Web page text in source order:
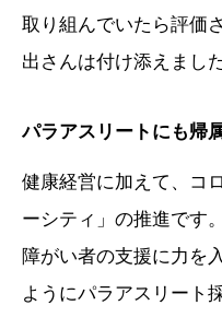
取り組んでいたら評価
出さんは付け添えました
パラアスリートにも帰
健康経営に加えて、コ
ーシティ」の推進です
障がい者の支援に力を
ようにパラアスリート